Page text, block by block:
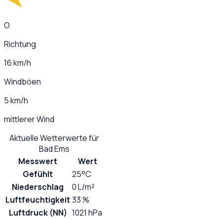
O
Richtung
16 km/h
Windböen
5 km/h
mittlerer Wind
Aktuelle Wetterwerte für
Bad Ems
Messwert
Wert
Gefühlt
25°C
Niederschlag
0 L/m²
Luftfeuchtigkeit33 %
Luftdruck (NN) 1021 hPa